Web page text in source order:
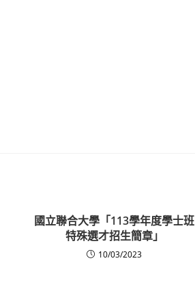
國立聯合大學「113學年度學士班
特殊選才招生簡章」
10/03/2023